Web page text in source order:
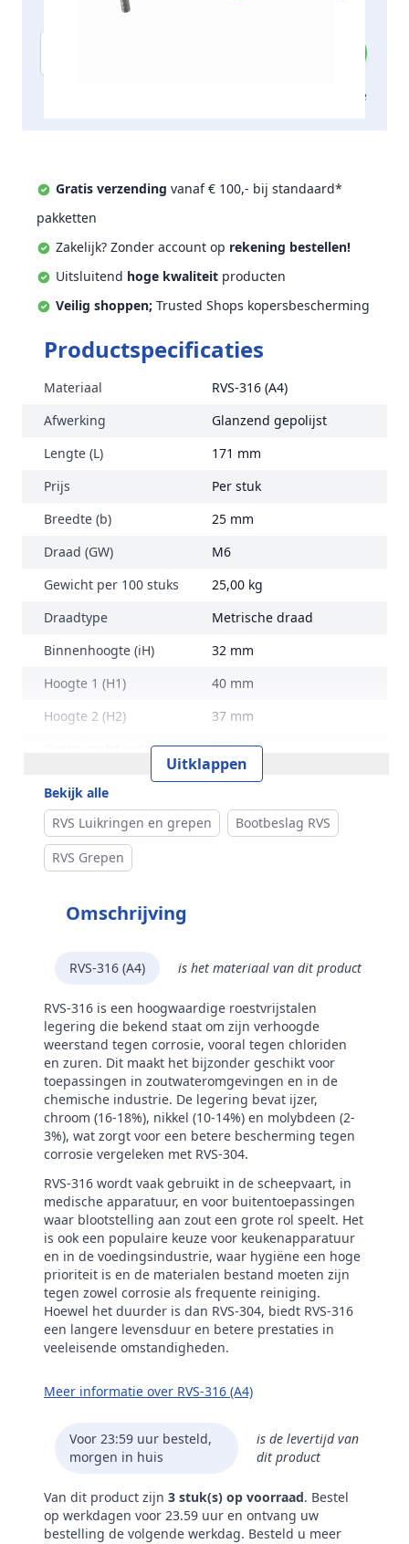
Aantal
Toevoegen aan offerte
Gratis verzending vanaf € 100,- bij standaard*
pakketten
Zakelijk? Zonder account op rekening bestellen!
Uitsluitend hoge kwaliteit producten
Veilig shoppen; Trusted Shops kopersbescherming
Productspecificaties
Materiaal
RVS-316 (A4)
Afwerking
Glanzend gepolijst
Lengte (L)
171 mm
Prijs
Per stuk
Breedte (b)
25 mm
Draad (GW)
M6
Gewicht per 100 stuks
25,00 kg
Draadtype
Metrische draad
Binnenhoogte (iH)
32 mm
Hoogte 1 (H1)
40 mm
Hoogte 2 (H2)
37 mm
Centrumafstand (A)
141 mm
RVS Products
Uitklappen
Bekijk alle
RVS Luikringen en grepen
Bootbeslag RVS
RVS Grepen
Omschrijving
RVS-316 (A4) is het materiaal van dit product
RVS-316 is een hoogwaardige roestvrijstalen
legering die bekend staat om zijn verhoogde
weerstand tegen corrosie, vooral tegen chloriden
en zuren. Dit maakt het bijzonder geschikt voor
toepassingen in zoutwateromgevingen en in de
chemische industrie. De legering bevat ijzer,
chroom (16-18%), nikkel (10-14%) en molybdeen (2-
3%), wat zorgt voor een betere bescherming tegen
corrosie vergeleken met RVS-304.
RVS-316 wordt vaak gebruikt in de scheepvaart, in
medische apparatuur, en voor buitentoepassingen
waar blootstelling aan zout een grote rol speelt. Het
is ook een populaire keuze voor keukenapparatuur
en in de voedingsindustrie, waar hygiëne een hoge
prioriteit is en de materialen bestand moeten zijn
tegen zowel corrosie als frequente reiniging.
Hoewel het duurder is dan RVS-304, biedt RVS-316
een langere levensduur en betere prestaties in
veeleisende omstandigheden.
Meer informatie over RVS-316 (A4)
Voor 23:59 uur besteld,
morgen in huis
is de levertijd van
dit product
Van dit product zijn 3 stuk(s) op voorraad. Bestel
op werkdagen voor 23.59 uur en ontvang uw
bestelling de volgende werkdag. Besteld u meer